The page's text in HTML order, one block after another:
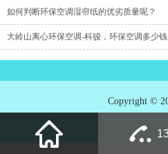
如何判断环保空调湿帘纸的优劣质量呢？
大岭山离心环保空调-科骏，环保空调多少
Copyright ©